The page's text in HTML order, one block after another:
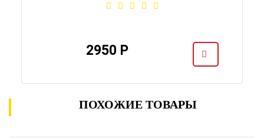
2950 Р
ПОХОЖИЕ ТОВАРЫ